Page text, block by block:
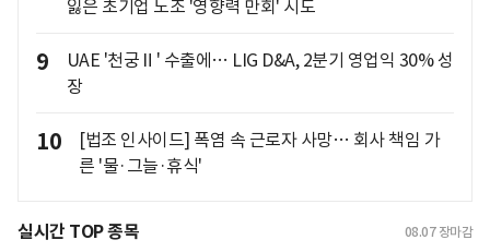
잃은 초기업 노조 '영향력 만회' 시도
9
UAE '천궁Ⅱ' 수출에… LIG D&A, 2분기 영업익 30% 성
장
10
[법조 인사이드] 폭염 속 근로자 사망… 회사 책임 가
른 '물·그늘·휴식'
실시간 TOP 종목 08.07 장마감